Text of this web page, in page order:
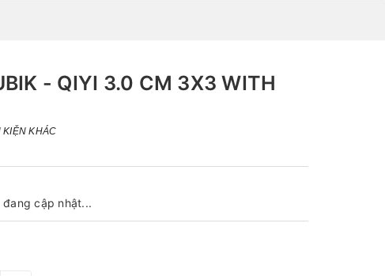
- QIYI 3.0 CM 3X3 WITH
KIỆN KHÁC
đang cập nhật...